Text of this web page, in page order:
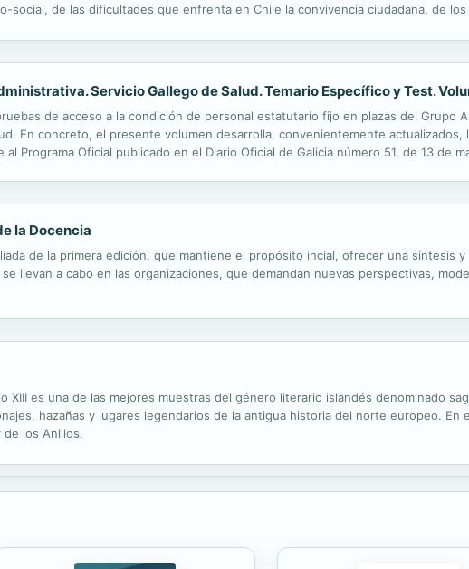
social, de las dificultades que enfrenta en Chile la convivencia ciudadana, de
Servicio Gallego de Salud. Temario Específico y Test.
de acceso a la condición de personal estatutario fijo en plazas del Grupo
En concreto, el presente volumen desarrolla, convenientemente actualizados,
Programa Oficial publicado en el Diario Oficial de Galicia número 51, de 13 de
la Docencia
de la primera edición, que mantiene el propósito incial, ofrecer una síntesis
llevan a cabo en las organizaciones, que demandan nuevas perspectivas,
XIII es una de las mejores muestras del género literario islandés denominado
hazañas y lugares legendarios de la antigua historia del norte europeo. En
de los Anillos.